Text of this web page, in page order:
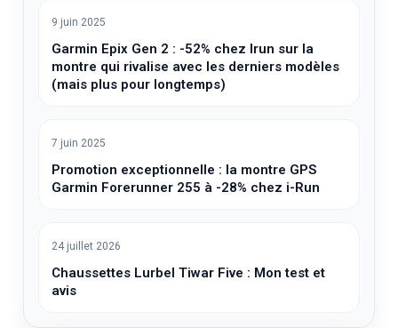
9 juin 2025
Garmin Epix Gen 2 : -52% chez Irun sur la
montre qui rivalise avec les derniers modèles
(mais plus pour longtemps)
7 juin 2025
Promotion exceptionnelle : la montre GPS
Garmin Forerunner 255 à -28% chez i-Run
24 juillet 2026
Chaussettes Lurbel Tiwar Five : Mon test et
avis